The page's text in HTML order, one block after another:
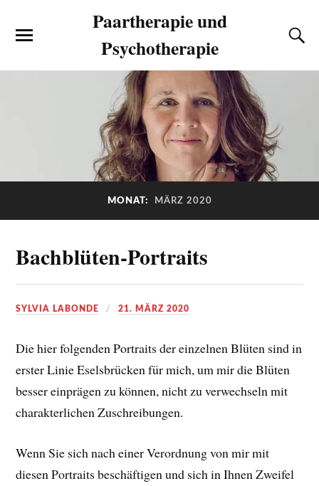
Paartherapie und
Psychotherapie
MONAT: MÄRZ 2020
Bachblüten-Portraits
SYLVIA LABONDE 21. MÄRZ 2020
Die hier folgenden Portraits der einzelnen Blüten sind in
erster Linie Eselsbrücken für mich, um mir die Blüten
besser einprägen zu können, nicht zu verwechseln mit
charakterlichen Zuschreibungen.
Wenn Sie sich nach einer Verordnung von mir mit
diesen Portraits beschäftigen und sich in Ihnen Zweifel